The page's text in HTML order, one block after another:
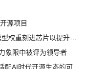
源项目
象限中被评为领导者